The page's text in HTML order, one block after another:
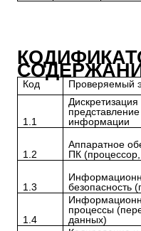
Код Проверяемый
1.1
Дискретизация
представление
информации
1.2
Аппаратное
ПК
1.3
безопасность
1.4
процессы
данных)